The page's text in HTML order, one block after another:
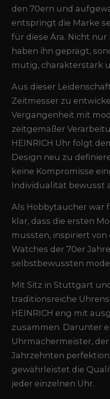
den 70ern und
entspringt die Marke
für diese Ära. Nicht
haben ihn geprägt,
mutig, charakterstark
Aus dieser
Zeitmesser zu
Vergangenheit mit
zeitgemäßer
HEINRICH Uhr folgt
Design neu zu
keine Kompromisse
Individualität bewusst
Als Hobbytaucher war
klar, dass die ersten
mussten, inspiriert
Watches der 70er
selbstbewussten
Mit Sitz in Stuttgart
traditionsreiche
HEINRICH eng mit
zusammen. Darunter
Uhrmachermeister,
Jahrzehnten
gewährleistet die
jeder einzelnen Uhr.